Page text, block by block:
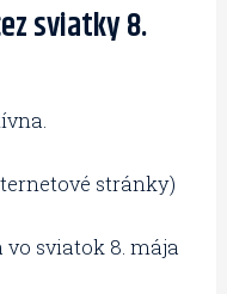
sviatky 8.
stránky)
sviatok 8. mája